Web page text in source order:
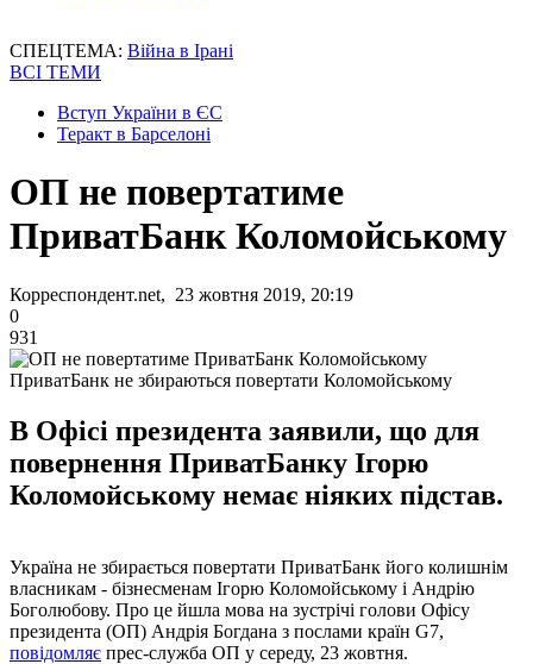
СПЕЦТЕМА: Війна в Ірані
ВСІ ТЕМИ
Вступ України в ЄС
Теракт в Барселоні
ОП не повертатиме
ПриватБанк Коломойському
Корреспондент.net, 23 жовтня 2019, 20:19
0
931
ПриватБанк не збираються повертати Коломойському
В Офісі президента заявили, що для
повернення ПриватБанку Ігорю
Коломойському немає ніяких підстав.
Україна не збирається повертати ПриватБанк його колишнім
власникам - бізнесменам Ігорю Коломойському і Андрію
Боголюбову. Про це йшла мова на зустрічі голови Офісу
президента (ОП) Андрія Богдана з послами країн G7,
повідомляє прес-служба ОП у середу, 23 жовтня.